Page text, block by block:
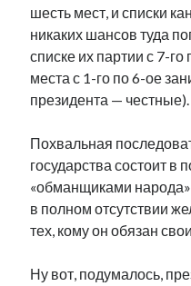
Михаил Стальнухин:
mstalnuhhin@gmail.com
Отзывы и предложения по блогу:
шесть мест, и списки
никаких шансов туда
списке их партии с 7-
места с 1-го по 6-ое
президента —
Похвальная
государства состоит в
«обманщиками народа»,
в полном отсутствии
тех, кому он обязан
Ну вот, подумалось,